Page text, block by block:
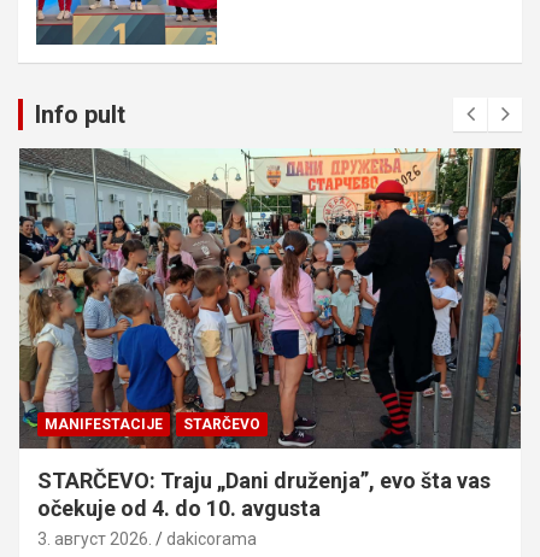
Info pult
MANIFESTACIJE
OMOLJICA: „Žisel“ od 7. do 9. avgusta,
pogledajte kompletan program
3. август 2026. dakicorama